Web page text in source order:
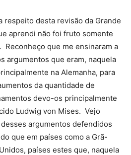
respeito desta revisão da Grande
aprendi não foi fruto somente
Reconheço que me ensinaram a
argumentos que eram, naquela
na Alemanha, para
da quantidade de
devo-os principalmente
Ludwig von Mises. Vejo
argumentos defendidos
que em países como a Grã-
países estes que, naquela